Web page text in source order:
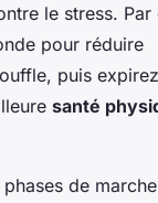
le stress. Par
pour réduire
puis
santé
de